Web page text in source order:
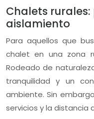
Chalets
aislamiento
Para aquellos que
chalet en una zona
Rodeado de
tranquilidad y un
ambiente. Sin
servicios y la distancia